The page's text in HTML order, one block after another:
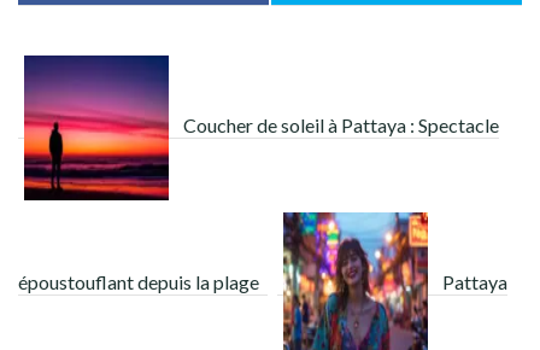
Coucher de soleil à Pattaya : Spectacle
époustouflant depuis la plage Pattaya